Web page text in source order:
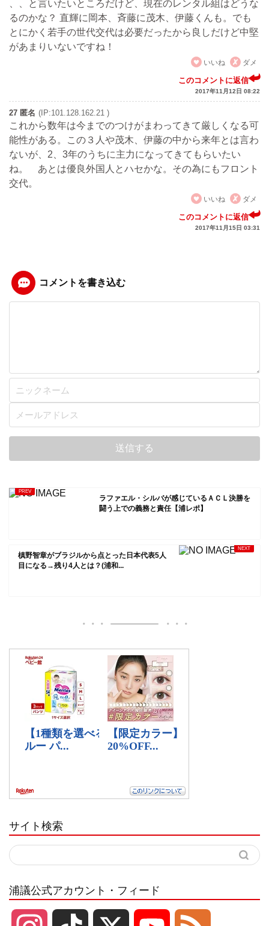
、、と言いたいところだけど、現在のレンタル組はどうな
るのかな？ 直輝に岡本、斉藤に茂木、伊藤くんも。でも
とにかく若手の世代交代は必要だったから良しだけど中堅
があまりいないですね！
いいね
ダメ
このコメントに返信
2017年11月12日 08:22
27 匿名 (IP:101.128.162.21 )
これから数年は今までのつけがまわってきて厳しくなる可
能性がある。この３人や茂木、伊藤の中から来年とは言わ
ないが、2、3年のうちに主力になってきてもらいたい
ね。 あとは優良外国人とハセかな。その為にもフロント
交代。
いいね
ダメ
このコメントに返信
2017年11月15日 03:31
コメントを書き込む
ラファエル・シルバが感じているＡＣＬ決勝を
闘う上での義務と責任【浦レポ】
槙野智章がブラジルから点とった日本代表5人
目になる→残り4人とは？(浦和...
サイト検索
浦議公式アカウント・フィード